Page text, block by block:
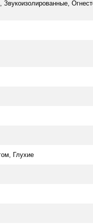
Звукоизолированные,
Глухие